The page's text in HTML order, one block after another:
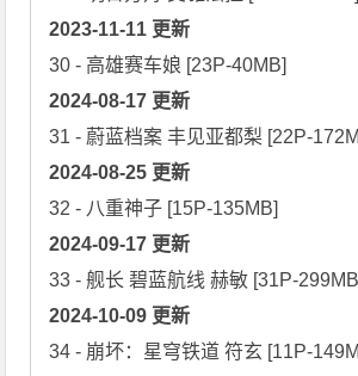
2023-11-11 更新
2024-08-17 更新
2024-08-25 更新
2024-09-17 更新
2024-10-09 更新